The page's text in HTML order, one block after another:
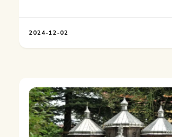
2024-12-02